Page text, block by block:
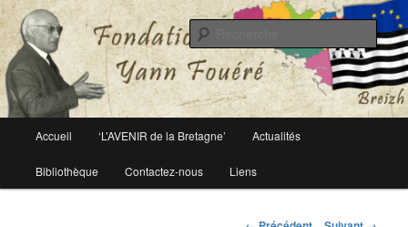
Fondation Yann Fouéré
Le site officiel de la fondation Yann Fouéré
principal
Aller
au
Accueil ‘L’AVENIR de la Bretagne’ Actualités
Bibliothèque Contactez-nous Liens
Navigation